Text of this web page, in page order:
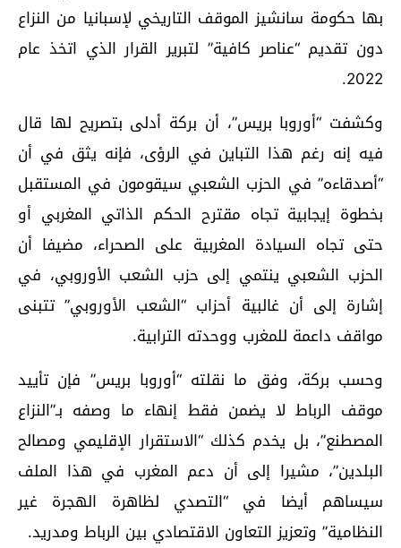
بها حكومة سانشيز الموقف التاريخي لإسبانيا من النزاع
دون تقديم “عناصر كافية” لتبرير القرار الذي اتخذ عام
2022.
وكشفت “أوروبا بريس”، أن بركة أدلى بتصريح لها قال
فيه إنه رغم هذا التباين في الرؤى، فإنه يثق في أن
“أصدقاءه” في الحزب الشعبي سيقومون في المستقبل
بخطوة إيجابية تجاه مقترح الحكم الذاتي المغربي أو
حتى تجاه السيادة المغربية على الصحراء، مضيفا أن
الحزب الشعبي ينتمي إلى حزب الشعب الأوروبي، في
إشارة إلى أن غالبية أحزاب “الشعب الأوروبي” تتبنى
مواقف داعمة للمغرب ووحدته الترابية.
وحسب بركة، وفق ما نقلته “أوروبا بريس” فإن تأييد
موقف الرباط لا يضمن فقط إنهاء ما وصفه بـ”النزاع
المصطنع”، بل يخدم كذلك “الاستقرار الإقليمي ومصالح
البلدين”، مشيرا إلى أن دعم المغرب في هذا الملف
سيساهم أيضا في “التصدي لظاهرة الهجرة غير
النظامية” وتعزيز التعاون الاقتصادي بين الرباط ومدريد.